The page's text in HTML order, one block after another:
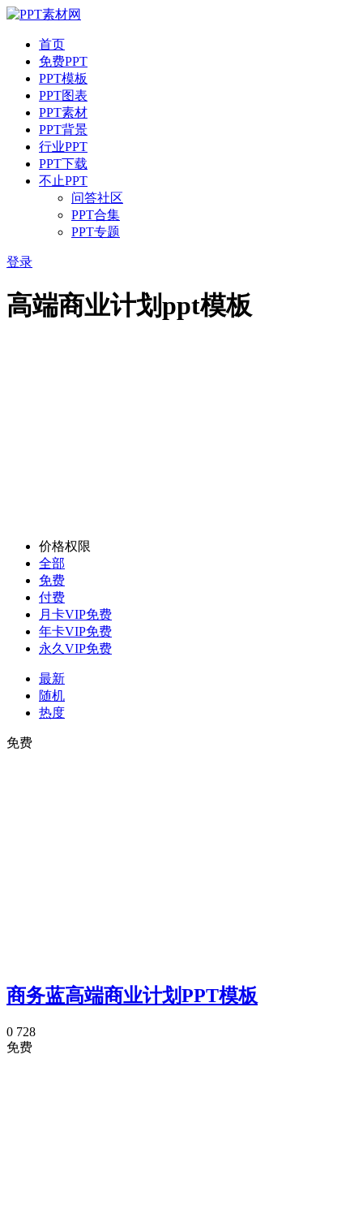
首页
免费PPT
PPT模板
PPT图表
PPT素材
PPT背景
行业PPT
PPT下载
不止PPT
问答社区
PPT合集
PPT专题
登录
高端商业计划ppt模板
价格权限
全部
免费
付费
月卡VIP免费
年卡VIP免费
永久VIP免费
最新
随机
热度
免费
商务蓝高端商业计划PPT模板
0 728
免费